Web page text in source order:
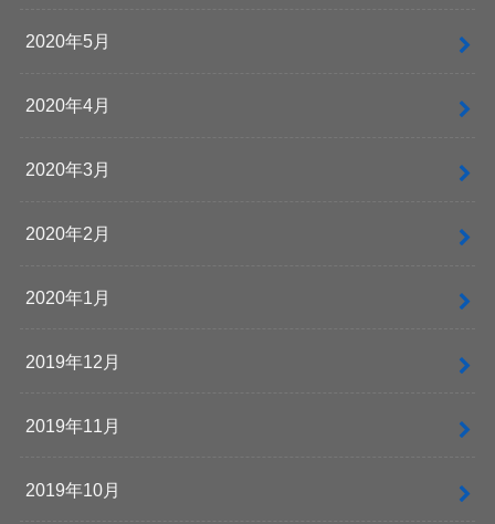
2020年5月
2020年4月
2020年3月
2020年2月
2020年1月
2019年12月
2019年11月
2019年10月